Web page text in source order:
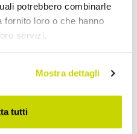
potrebbero combinarle
fornito loro o che hanno
servizi.
Mostra dettagli
tuttisubito!